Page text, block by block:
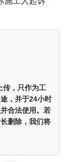
， 只作为工
，并于24小时
合法使用。若
删除，我们将